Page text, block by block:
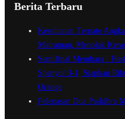
Berita Terbaru
Kesultanan Ternate
Matraman, Menolak
Semifinal Membara :
Spanyol 3-1, Siapkan
Orange
Pelepasan Dua Paskibra